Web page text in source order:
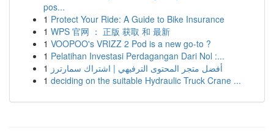
pos...
1 Protect Your Ride: A Guide to Bike Insurance
1 WPS 官网 ： 正版 获取 和 最新
1 VOOPOO's VRIZZ 2 Pod is a new go-to ?
1 Pelatihan Investasi Perdagangan Dari Nol :...
1 أفضل متجر المحتوى الترفيهي | اشتراك سمارترز
1 deciding on the suitable Hydraulic Truck Crane ...